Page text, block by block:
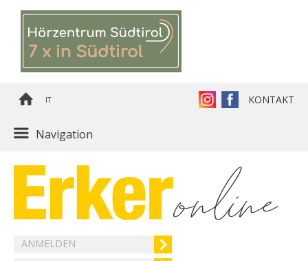
IT KONTAKT
Navigation
ANMELDEN